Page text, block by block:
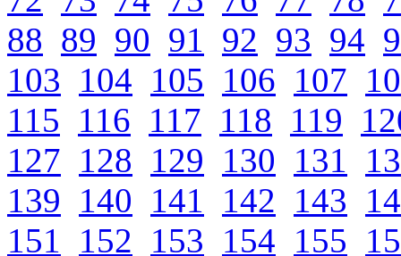
88 89 90 91 92 93 94
103 104 105 106 107
115 116 117 118 119
127 128 129 130 131
139 140 141 142 143
151
152 153 154 155